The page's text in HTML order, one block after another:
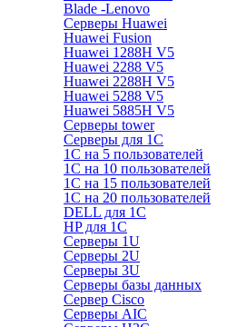
Blade -Lenovo
Серверы Huawei
Huawei Fusion
Huawei 1288H V5
Huawei 2288 V5
Huawei 2288H V5
Huawei 5288 V5
Huawei 5885H V5
Серверы tower
Серверы для 1C
1С на 5 пользователей
1С на 10 пользователей
1С на 15 пользователей
1С на 20 пользователей
DELL для 1С
HP для 1С
Серверы 1U
Серверы 2U
Серверы 3U
Серверы базы данных
Сервер Cisco
Серверы AIC